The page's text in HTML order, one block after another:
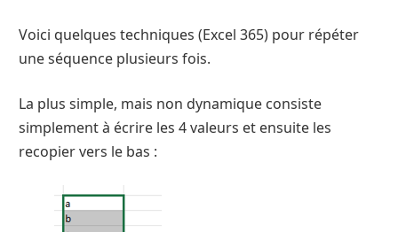
Voici quelques techniques (Excel 365) pour répéter
une séquence plusieurs fois.
La plus simple, mais non dynamique consiste
simplement à écrire les 4 valeurs et ensuite les
recopier vers le bas :